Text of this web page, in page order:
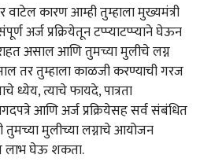
वाटेल कारण आम्ही तुम्हाला मुख्यमंत्री
अर्ज प्रक्रियेतून टप्प्याटप्प्याने घेऊन
राहत असाल आणि तुमच्या मुलीचे लग्न
तर तुम्हाला काळजी करण्याची गरज
ध्येय, त्याचे फायदे, पात्रता
आणि अर्ज प्रक्रियेसह सर्व संबंधित
तुमच्या मुलीच्या लग्नाचे आयोजन
लाभ घेऊ शकता.